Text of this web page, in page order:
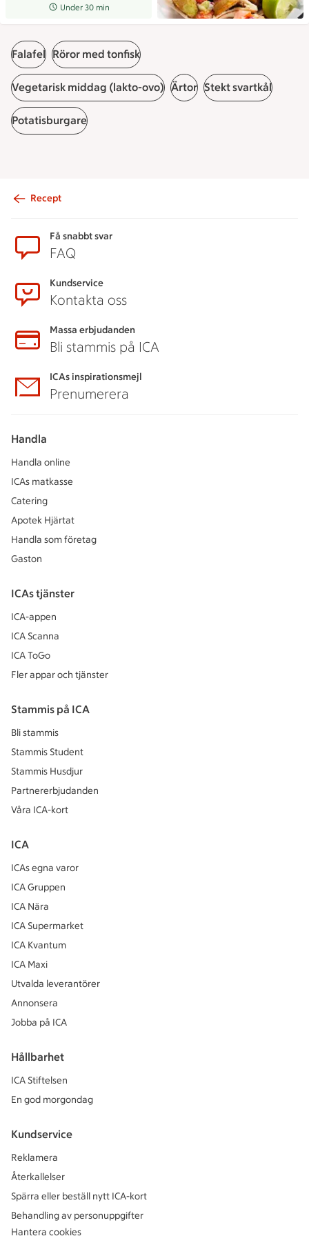
Receptet tar Under 30 min att tillaga
Under 30 min
Falafel Röror med tonfisk
Vegetarisk middag (lakto-ovo) Ärtor Stekt svartkål
Potatisburgare
Recept
Få snabbt svar
FAQ
Kundservice
Kontakta oss
Massa erbjudanden
Bli stammis på ICA
ICAs inspirationsmejl
Prenumerera
Handla
Handla online
ICAs matkasse
Catering
Apotek Hjärtat
Handla som företag
Gaston
ICAs tjänster
ICA-appen
ICA Scanna
ICA ToGo
Fler appar och tjänster
Stammis på ICA
Bli stammis
Stammis Student
Stammis Husdjur
Partnererbjudanden
Våra ICA-kort
ICA
ICAs egna varor
ICA Gruppen
ICA Nära
ICA Supermarket
ICA Kvantum
ICA Maxi
Utvalda leverantörer
Annonsera
Jobba på ICA
Hållbarhet
ICA Stiftelsen
En god morgondag
Kundservice
Reklamera
Återkallelser
Spärra eller beställ nytt ICA-kort
Behandling av personuppgifter
Hantera cookies